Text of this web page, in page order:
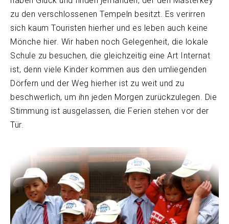
zu den verschlossenen Tempeln besitzt. Es verirren
sich kaum Touristen hierher und es leben auch keine
Mönche hier. Wir haben noch Gelegenheit, die lokale
Schule zu besuchen, die gleichzeitig eine Art Internat
ist, denn viele Kinder kommen aus den umliegenden
Dörfern und der Weg hierher ist zu weit und zu
beschwerlich, um ihn jeden Morgen zurückzulegen. Die
Stimmung ist ausgelassen, die Ferien stehen vor der
Tür.